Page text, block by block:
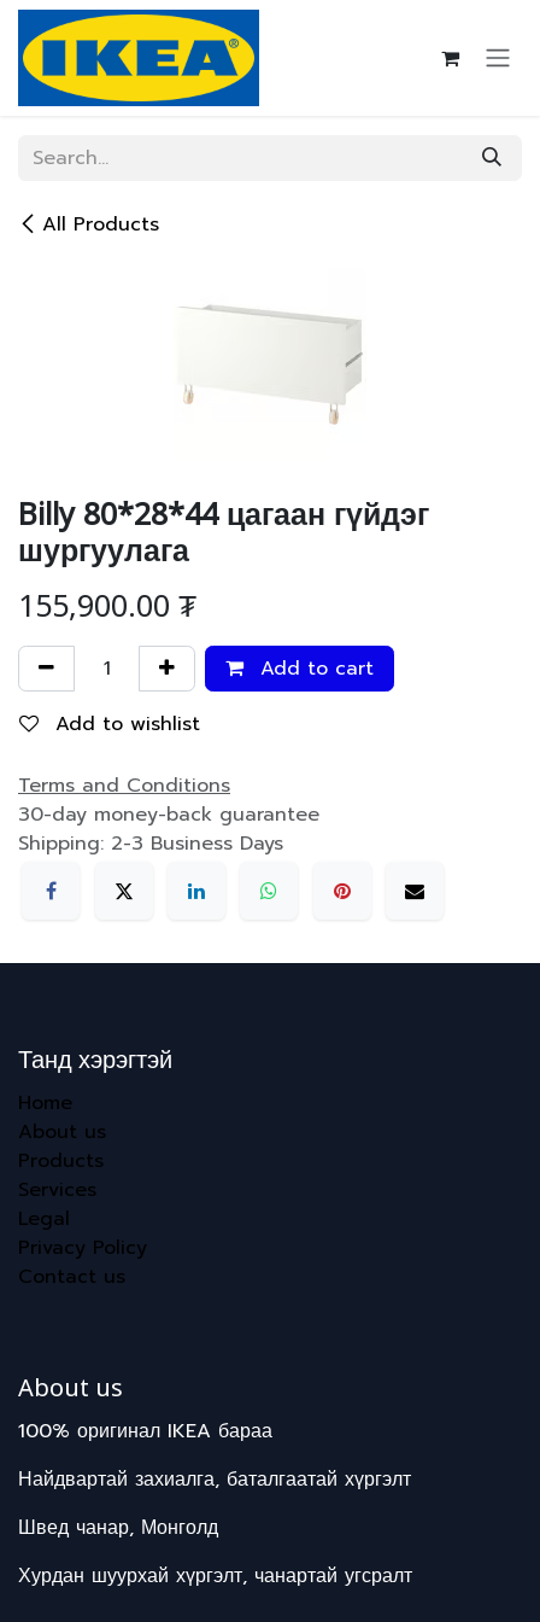
Skip to Content
All Products
Billy 80*28*44 цагаан гүйдэг
шургуулага
155,900.00₮
Add to cart
Add to wishlist
Terms and Conditions
30-day money-back guarantee
Shipping: 2-3 Business Days
Танд хэрэгтэй
Home
About us
Products
Services
Legal
Privacy Policy
Contact us
About us
100% оригинал IKEA бараа
Найдвартай захиалга, баталгаатай хүргэлт
Швед чанар, Монголд
Хурдан шуурхай хүргэлт, чанартай угсралт